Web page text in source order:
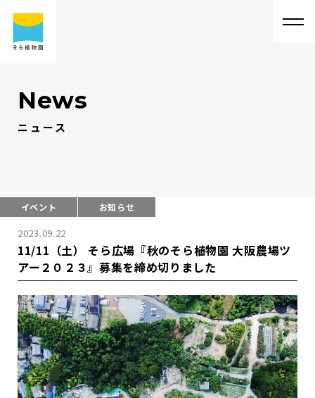
そ ら植 物園
実績 紹 介
採用情報
よくある質問
求人情報
お知らせ
ポートフォリオ
代表・
サスティナ ビリ ティ
News
ニュース
イベント お知らせ
2023.09.22
11/11（土） そら広場『秋のそら植物園 大阪農場ツ
アー２０２３』募集を締め切りました